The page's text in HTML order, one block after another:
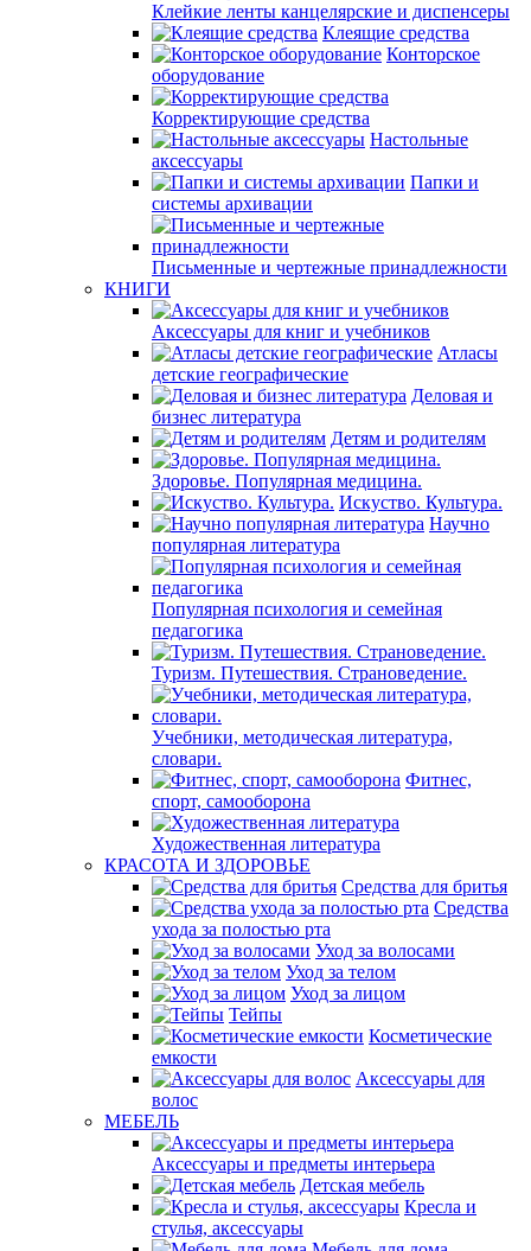
Клейкие ленты канцелярские и диспенсеры
Клеящие средства
Конторское
оборудование
Корректирующие средства
Настольные
аксессуары
Папки и
системы архивации
Письменные и чертежные принадлежности
КНИГИ
Аксессуары для книг и учебников
Атласы
детские географические
Деловая и
бизнес литература
Детям и родителям
Здоровье. Популярная медицина.
Искуство. Культура.
Научно
популярная литература
Популярная психология и семейная
педагогика
Туризм. Путешествия. Страноведение.
Учебники, методическая литература,
словари.
Фитнес,
спорт, самооборона
Художественная литература
КРАСОТА И ЗДОРОВЬЕ
Средства для бритья
Средства
ухода за полостью рта
Уход за волосами
Уход за телом
Уход за лицом
Тейпы
Косметические
емкости
Аксессуары для
волос
МЕБЕЛЬ
Аксессуары и предметы интерьера
Детская мебель
Кресла и
стулья, аксессуары